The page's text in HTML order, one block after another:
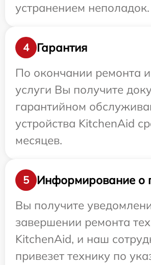
устранением неполадок.
4
Гарантия
По окончании ремонта
услуги Вы получите
гарантийном
устройства KitchenAid
месяцев.
5
Информирование о
Вы получите
завершении ремонта
KitchenAid, и наш
привезет технику по